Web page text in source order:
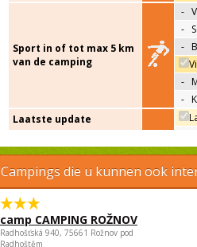
Sport in of tot max 5 km
van de camping
-
-
-
-
-
Laatste update
Campings die u kunnen ook
camp CAMPING ROŽNOV
Radhošťská 940, 75661 Rožnov pod
Radhoštěm